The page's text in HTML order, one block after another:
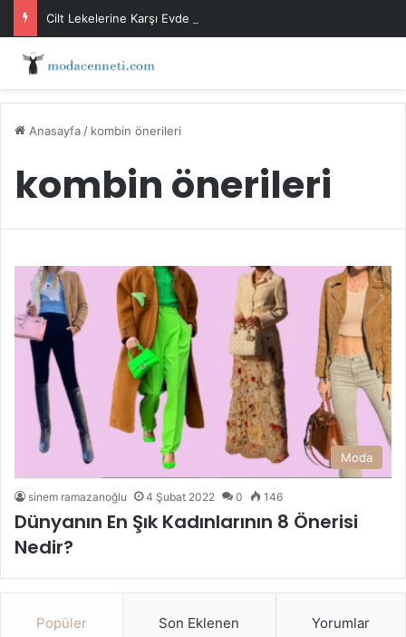
Cilt Lekelerine Karşı Evde Maske Önerileri
Anasayfa / kombin önerileri
kombin önerileri
Moda
sinem ramazanoğlu 4 Şubat 2022 0 146
Dünyanın En Şık Kadınlarının 8 Önerisi
Nedir?
Popüler Son Eklenen Yorumlar